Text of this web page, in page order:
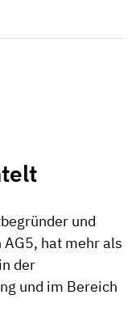
und
hat mehr als
der
und im Bereich